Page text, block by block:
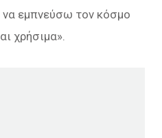
να εμπνεύσω τον κόσμο
χρήσιμα».